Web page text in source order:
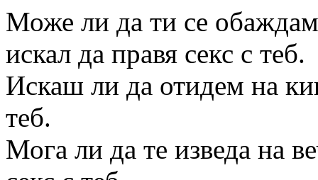
Може ли да ти се
искал да правя секс с теб.
Искаш ли да отидем на
теб.
Мога ли да те изведа на